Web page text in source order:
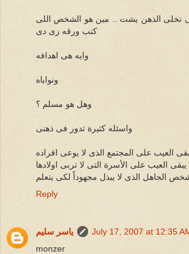
تخلى الذهن يشت .. مين هو الشخص اللى
كتب ورقه زى دى
وايه هى اهدافه
ونواياه
وهل هو مسلم ؟
واسئله كثيرة تدور فى ذهنى
العيب على المجتمع الذى لا يوعى افراده
يبقى العيب على الأسرة التى لا تربى اولادها
الجاهل الذى لا يبذل مجهوداً لكى يتعلم
Reply
ياسر سليم
July 17, 2007 at 12:35
monzer